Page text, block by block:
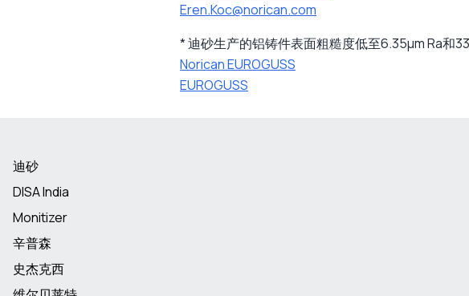
Eren.Koc@norican.com
* 迪砂生产的铝铸件表面粗糙度低至6.35µm Ra和
Norican EUROGUSS
EUROGUSS
迪砂
DISA India
Monitizer
辛普森
史杰克西